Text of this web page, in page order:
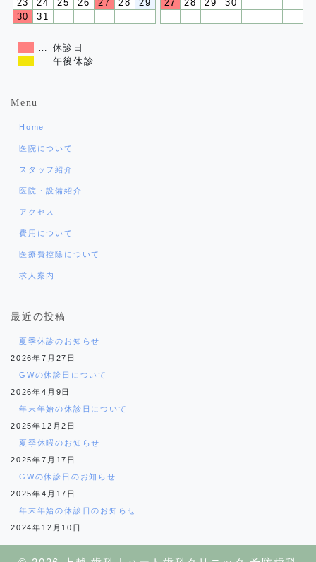
23
24 25 26 27 28
29
30
31
27
28 29 30
… 休診日
… 午後休診
Menu
Home
医院について
スタッフ紹介
医院・設備紹介
アクセス
費用について
医療費控除について
求人案内
最近の投稿
夏季休診のお知らせ
2026年7月27日
GWの休診日について
2026年4月9日
年末年始の休診日について
2025年12月2日
夏季休暇のお知らせ
2025年7月17日
GWの休診日のお知らせ
2025年4月17日
年末年始の休診日のお知らせ
2024年12月10日